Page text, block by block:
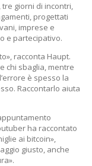
tre giorni di incontri,
progettati
imprese e
e partecipativo.
racconta Haupt.
chi sbaglia, mentre
è spesso la
Raccontarlo aiuta
ha raccontato
ai bitcoin»,
giusto, anche